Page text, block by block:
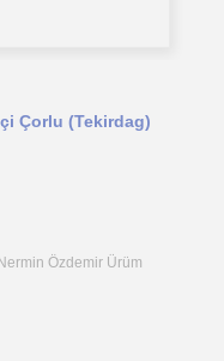
Çorlu (Tekirdag)
Özdemir Ürüm